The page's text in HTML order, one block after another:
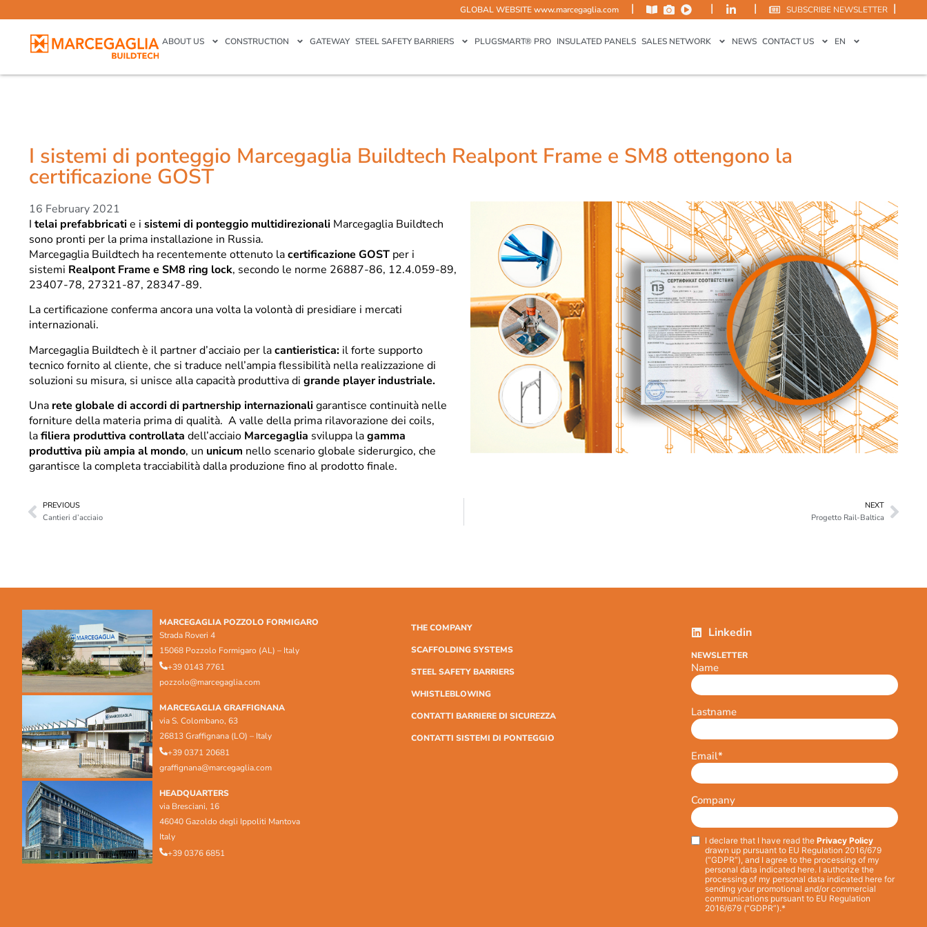
GLOBAL WEBSITEwww.marcegaglia.com | | | SUBSCRIBE NEWSLETTER |
ABOUT US CONSTRUCTION GATEWAY STEEL SAFETY BARRIERS PLUGSMART® PRO INSULATED PANELS SALES NETWORK NEWS CONTACT US EN
I sistemi di ponteggio Marcegaglia Buildtech Realpont Frame e SM8 ottengono la
certificazione GOST
16 February 2021
I telai prefabbricatie i sistemi di ponteggio multidirezionali Marcegaglia Buildtech
sono pronti per la prima installazione in Russia.
Marcegaglia Buildtech ha recentemente ottenuto lacertificazione GOST per i
sistemi Realpont Frame e SM8 ring lock, secondo le norme 26887-86, 12.4.059-89,
23407-78, 27321-87, 28347-89.
La certificazione conferma ancora una volta la volontà di presidiare i mercati
internazionali.
Marcegaglia Buildtech è il partner d’acciaio per lacantieristica: il forte supporto
tecnico fornito al cliente, che si traduce nell’ampia flessibilità nella realizzazione di
soluzioni su misura, si unisce alla capacità produttiva di grande player industriale.
Una rete globale di accordi di partnership internazionaligarantisce continuità nelle
forniture della materia prima di qualità. A valle della prima rilavorazione dei coils,
lafiliera produttiva controllata dell’acciaio Marcegaglia sviluppa lagamma
produttiva più ampia al mondo, un unicum nello scenario globale siderurgico, che
garantisce la completa tracciabilità dalla produzione fino al prodotto finale.
PREVIOUS
Cantieri d’acciaio
NEXT
Progetto Rail-Baltica
MARCEGAGLIA POZZOLO FORMIGARO
Strada Roveri 4
15068 Pozzolo Formigaro (AL) – Italy
+39 0143 7761
pozzolo@marcegaglia.com
MARCEGAGLIA GRAFFIGNANA
via S. Colombano, 63
26813 Graffignana (LO) – Italy
+39 0371 20681
graffignana@marcegaglia.com
HEADQUARTERS
via Bresciani, 16
46040 Gazoldo degli Ippoliti Mantova
Italy
+39 0376 6851
THE COMPANY
SCAFFOLDING SYSTEMS
STEEL SAFETY BARRIERS
WHISTLEBLOWING
CONTATTI BARRIERE DI SICUREZZA
CONTATTI SISTEMI DI PONTEGGIO
Linkedin
NEWSLETTER
Name
Lastname
Email*
Company
Privacy*
I declare that I have read the Privacy Policy
drawn up pursuant to EU Regulation 2016/679
(“GDPR”), and I agree to the processing of my
personal data indicated here. I authorize the
processing of my personal data indicated here for
sending your promotional and/or commercial
communications pursuant to EU Regulation
2016/679 (“GDPR”).*